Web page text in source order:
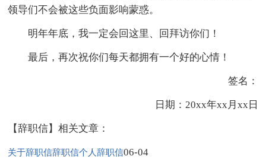
领导们不会被这些负面影响蒙惑。
明年年底，我一定会回这里、回拜访你们！
最后，再次祝你们每天都拥有一个好的心情！
签名：
日期：20xx年xx月xx日
【辞职信】相关文章：
关于辞职信辞职信个人辞职信06-04